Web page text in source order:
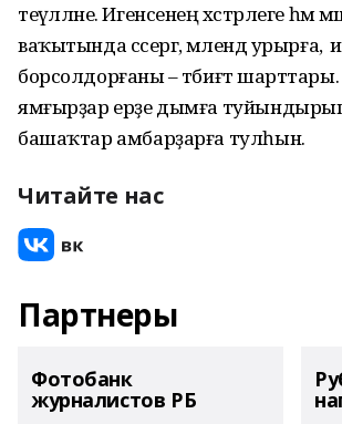
теүәлләне. Игенсенең хәстәрлеге һәм
ваҡытында сәсергә, мәлендә урырға, ә
борсолдорғаны – тәбиғәт
ямғырҙар ерҙе дымға
башаҡтар амбарҙарға тулһын.
Читайте нас
Партнеры
Фотобанк
журналистов РБ